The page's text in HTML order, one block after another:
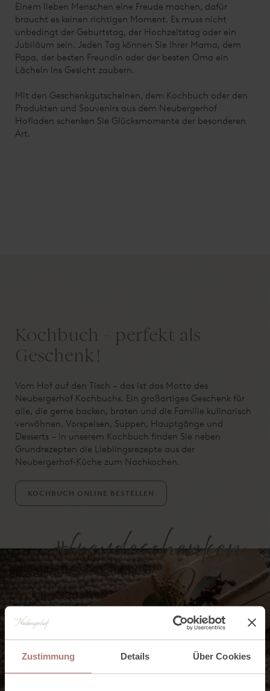
Zustimmung Details Über Cookies
Einem lieben Menschen eine Freude machen, dafür
braucht es keinen richtigen Moment. Es muss nicht
unbedingt der Geburtstag, der Hochzeitstag oder ein
Jubiläum sein. Jeden Tag können Sie Ihrer Mama, dem
Papa, der besten Freundin oder der besten Oma ein
Lächeln ins Gesicht zaubern.
Mit den Geschenkgutscheinen, dem Kochbuch oder den
Produkten und Souvenirs aus dem Neubergerhof
Hofladen schenken Sie Glücksmomente der besonderen
Art.
#freudeschenken
Kochbuch - perfekt als
Geschenk!
Vom Hof auf den Tisch – das ist das Motto des
Neubergerhof Kochbuchs. Ein großartiges Geschenk für
alle, die gerne backen, braten und die Familie kulinarisch
verwöhnen. Vorspeisen, Suppen, Hauptgänge und
Desserts – in unserem Kochbuch finden Sie neben
Grundrezepten die Lieblingsrezepte aus der
Neubergerhof-Küche zum Nachkochen.
KOCHBUCH ONLINE BESTELLEN